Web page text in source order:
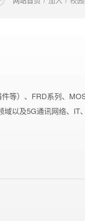
等）、FRD系列、
以及5G通讯网络、IT